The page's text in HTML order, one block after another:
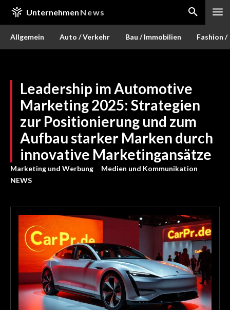
Unternehmen News
Allgemein Auto / Verkehr Bau / Immobilien Fashion /
Leadership im Automotive
Marketing 2025: Strategien
zur Positionierung und zum
Aufbau starker Marken durch
innovative Marketingansätze
Marketing und Werbung
Medien und Kommunikation
NEWS